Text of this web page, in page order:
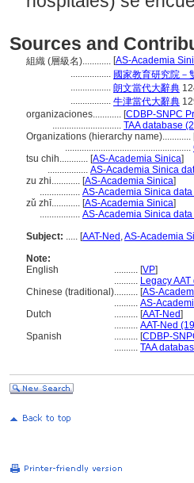
Sources and
組織 (層級名)............ [AS-Academia
................. 國家教育研究院－
................. 朗文當代大辭典
................. 牛津當代大辭典
organizaciones............ [CDBP-SNPC
............................. TAA database
Organizations (hierarchy name)............
.....................................................
tsu chih............ [AS-Academia Sinica]
................. AS-Academia Sinica
zu zhi............ [AS-Academia Sinica]
................. AS-Academia Sinica
zǔ zhī............ [AS-Academia Sinica]
................. AS-Academia Sinica
Subject: ..... [AAT-Ned ,AS-Academia
Note:
English
.......... [VP]
.......... Legacy AAT
Chinese (traditional).......... [AS-
.......... AS-
Dutch
.......... [AAT-Ned]
.......... AAT-Ned
Spanish
.......... [CDBP-
.......... TAA